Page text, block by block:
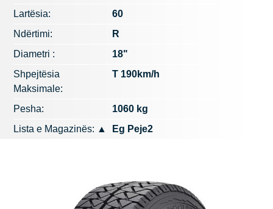
Lartësia:
60
Ndërtimi:
R
Diametri :
18"
Shpejtësia
Maksimale:
T 190km/h
Pesha:
1060 kg
Lista e Magazinës: ▲ Eg Peje2